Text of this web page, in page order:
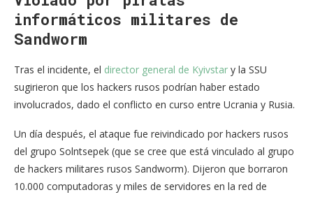
informáticos militares de
Sandworm
Tras el incidente, el director general de Kyivstar y la SSU
sugirieron que los hackers rusos podrían haber estado
involucrados, dado el conflicto en curso entre Ucrania y Rusia.
Un día después, el ataque fue reivindicado por hackers rusos
del grupo Solntsepek (que se cree que está vinculado al grupo
de hackers militares rusos Sandworm). Dijeron que borraron
10.000 computadoras y miles de servidores en la red de